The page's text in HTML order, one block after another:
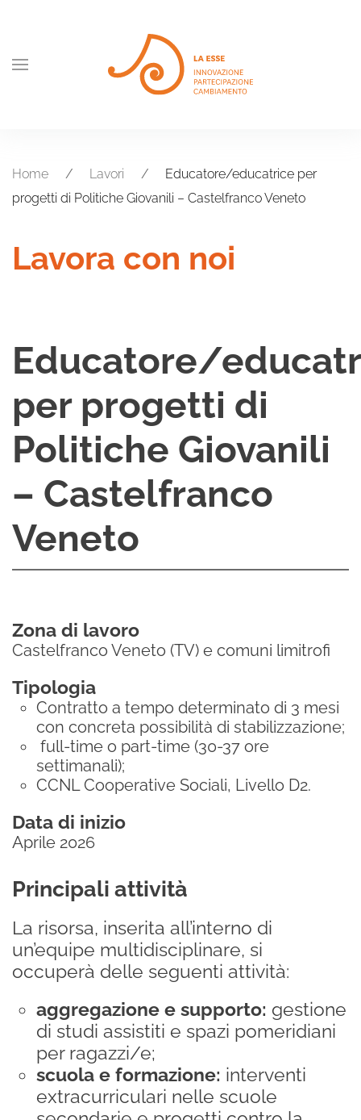
Skip to main content
Home Lavori
Educatore/educatrice per
progetti di Politiche Giovanili – Castelfranco Veneto
Lavora con noi
Educatore/
per progetti di
Politiche Giovanili
– Castelfranco
Veneto
Zona di lavoro
Castelfranco Veneto (TV) e comuni limitrofi
Tipologia
Contratto a tempo determinato di 3 mesi
con concreta possibilità di stabilizzazione;
full-time o part-time (30-37 ore
settimanali);
CCNL Cooperative Sociali, Livello D2.
Data di inizio
Aprile 2026
Principali attività
La risorsa, inserita all’interno di
un’equipe multidisciplinare, si
occuperà delle seguenti attività:
aggregazione e supporto: gestione
di studi assistiti e spazi pomeridiani
per ragazzi/e;
scuola e formazione: interventi
extracurriculari nelle scuole